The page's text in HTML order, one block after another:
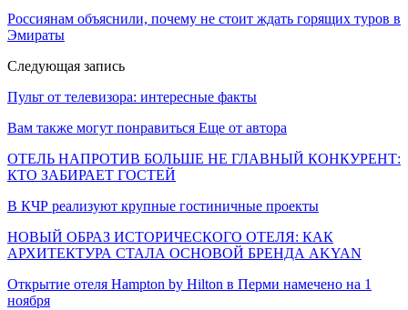
Россиянам объяснили, почему не стоит ждать горящих туров в
Эмираты
Следующая запись
Пульт от телевизора: интересные факты
Вам также могут понравиться Еще от автора
ОТЕЛЬ НАПРОТИВ БОЛЬШЕ НЕ ГЛАВНЫЙ КОНКУРЕНТ:
КТО ЗАБИРАЕТ ГОСТЕЙ
В КЧР реализуют крупные гостиничные проекты
НОВЫЙ ОБРАЗ ИСТОРИЧЕСКОГО ОТЕЛЯ: КАК
АРХИТЕКТУРА СТАЛА ОСНОВОЙ БРЕНДА AKYAN
Открытие отеля Hampton by Hilton в Перми намечено на 1
ноября